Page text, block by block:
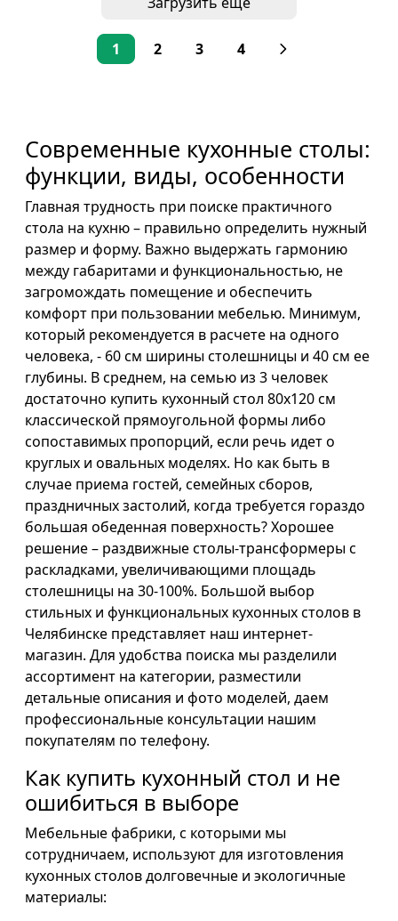
1 2 3 4
Современные кухонные столы:
функции, виды, особенности
Главная трудность при поиске практичного
стола на кухню – правильно определить нужный
размер и форму. Важно выдержать гармонию
между габаритами и функциональностью, не
загромождать помещение и обеспечить
комфорт при пользовании мебелью. Минимум,
который рекомендуется в расчете на одного
человека, - 60 см ширины столешницы и 40 см ее
глубины. В среднем, на семью из 3 человек
достаточно купить кухонный стол 80х120 см
классической прямоугольной формы либо
сопоставимых пропорций, если речь идет о
круглых и овальных моделях. Но как быть в
случае приема гостей, семейных сборов,
праздничных застолий, когда требуется гораздо
большая обеденная поверхность? Хорошее
решение – раздвижные столы-трансформеры с
раскладками, увеличивающими площадь
столешницы на 30-100%. Большой выбор
стильных и функциональных кухонных столов в
Челябинске представляет наш интернет-
магазин. Для удобства поиска мы разделили
ассортимент на категории, разместили
детальные описания и фото моделей, даем
профессиональные консультации нашим
покупателям по телефону.
Как купить кухонный стол и не
ошибиться в выборе
Мебельные фабрики, с которыми мы
сотрудничаем, используют для изготовления
кухонных столов долговечные и экологичные
материалы: